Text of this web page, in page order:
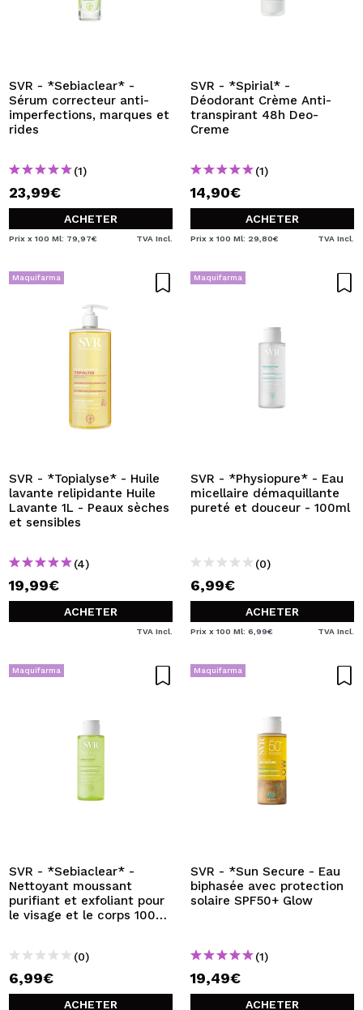
SVR - *Sebiaclear* -
Sérum correcteur anti-
imperfections, marques et
rides
(1)
23,99€
ACHETER
Prix x 100 Ml: 79,97€ TVA Incl.
SVR - *Spirial* -
Déodorant Crème Anti-
transpirant 48h Deo-
Creme
(1)
14,90€
ACHETER
Prix x 100 Ml: 29,80€ TVA Incl.
Maquifarma
SVR - *Topialyse* - Huile
lavante relipidante Huile
Lavante 1L - Peaux sèches
et sensibles
(4)
19,99€
ACHETER
TVA Incl.
Maquifarma
SVR - *Physiopure* - Eau
micellaire démaquillante
pureté et douceur - 100ml
(0)
6,99€
ACHETER
Prix x 100 Ml: 6,99€ TVA Incl.
Maquifarma
SVR - *Sebiaclear* -
Nettoyant moussant
purifiant et exfoliant pour
le visage et le corps 100
(0)
6,99€
ACHETER
Maquifarma
SVR - *Sun Secure - Eau
biphasée avec protection
solaire SPF50+ Glow
(1)
19,49€
ACHETER